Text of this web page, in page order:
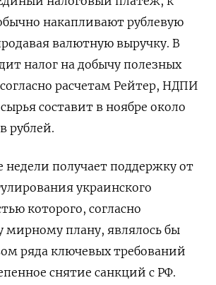
накапливают рублевую
валютную выручку. В
налог на добычу полезных
расчетам Рейтер, НДПИ
составит в ноябре около
рублей.
недели получает поддержку от
украинского
которого, согласно
мирному плану, являлось бы
ряда ключевых требований
снятие санкций с РФ.